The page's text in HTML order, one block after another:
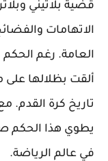
قضية بلاتيني
الاتهامات
العامة. رغم الحكم
ألقت بظلالها
تاريخ كرة القدم.
يطوي هذا الحكم
في عالم الرياضة.